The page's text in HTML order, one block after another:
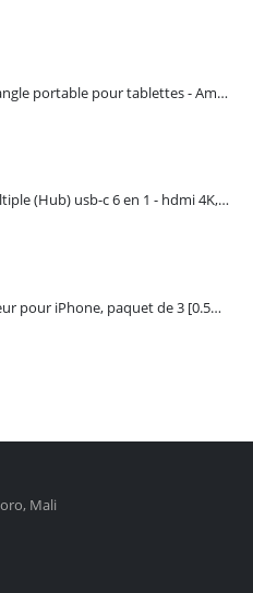
Support multi-angle portable pour tablettes - Amazon Basics
Adaptateur multiple (Hub) usb-c 6 en 1 - hdmi 4K, 3 ports USB 3.0 et lecteur de carte sd tf - UGREEN
Câble de chargeur pour iPhone, paquet de 3 [0.5M 1M 2M] - GIANAC
Mali